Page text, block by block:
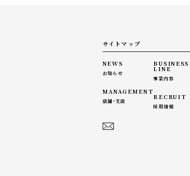
サイトマップ
BUSINESS
LINE
事業内容
RECRUIT
採用情報
NEWS
お知らせ
MANAGEMENT
店舗・支店